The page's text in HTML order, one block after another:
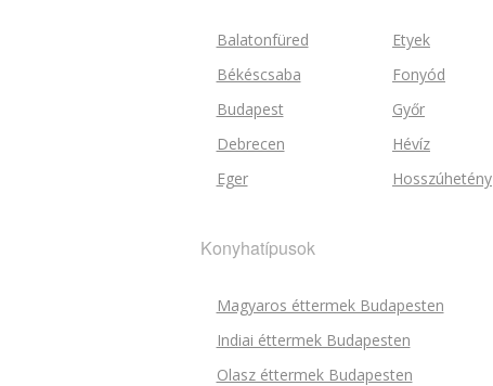
Balatonfüred
Békéscsaba
Budapest
Debrecen
Eger
Etyek
Fonyód
Győr
Hévíz
Hosszúhetény
Konyhatípusok
Magyaros éttermek Budapesten
Indiai éttermek Budapesten
Olasz éttermek Budapesten